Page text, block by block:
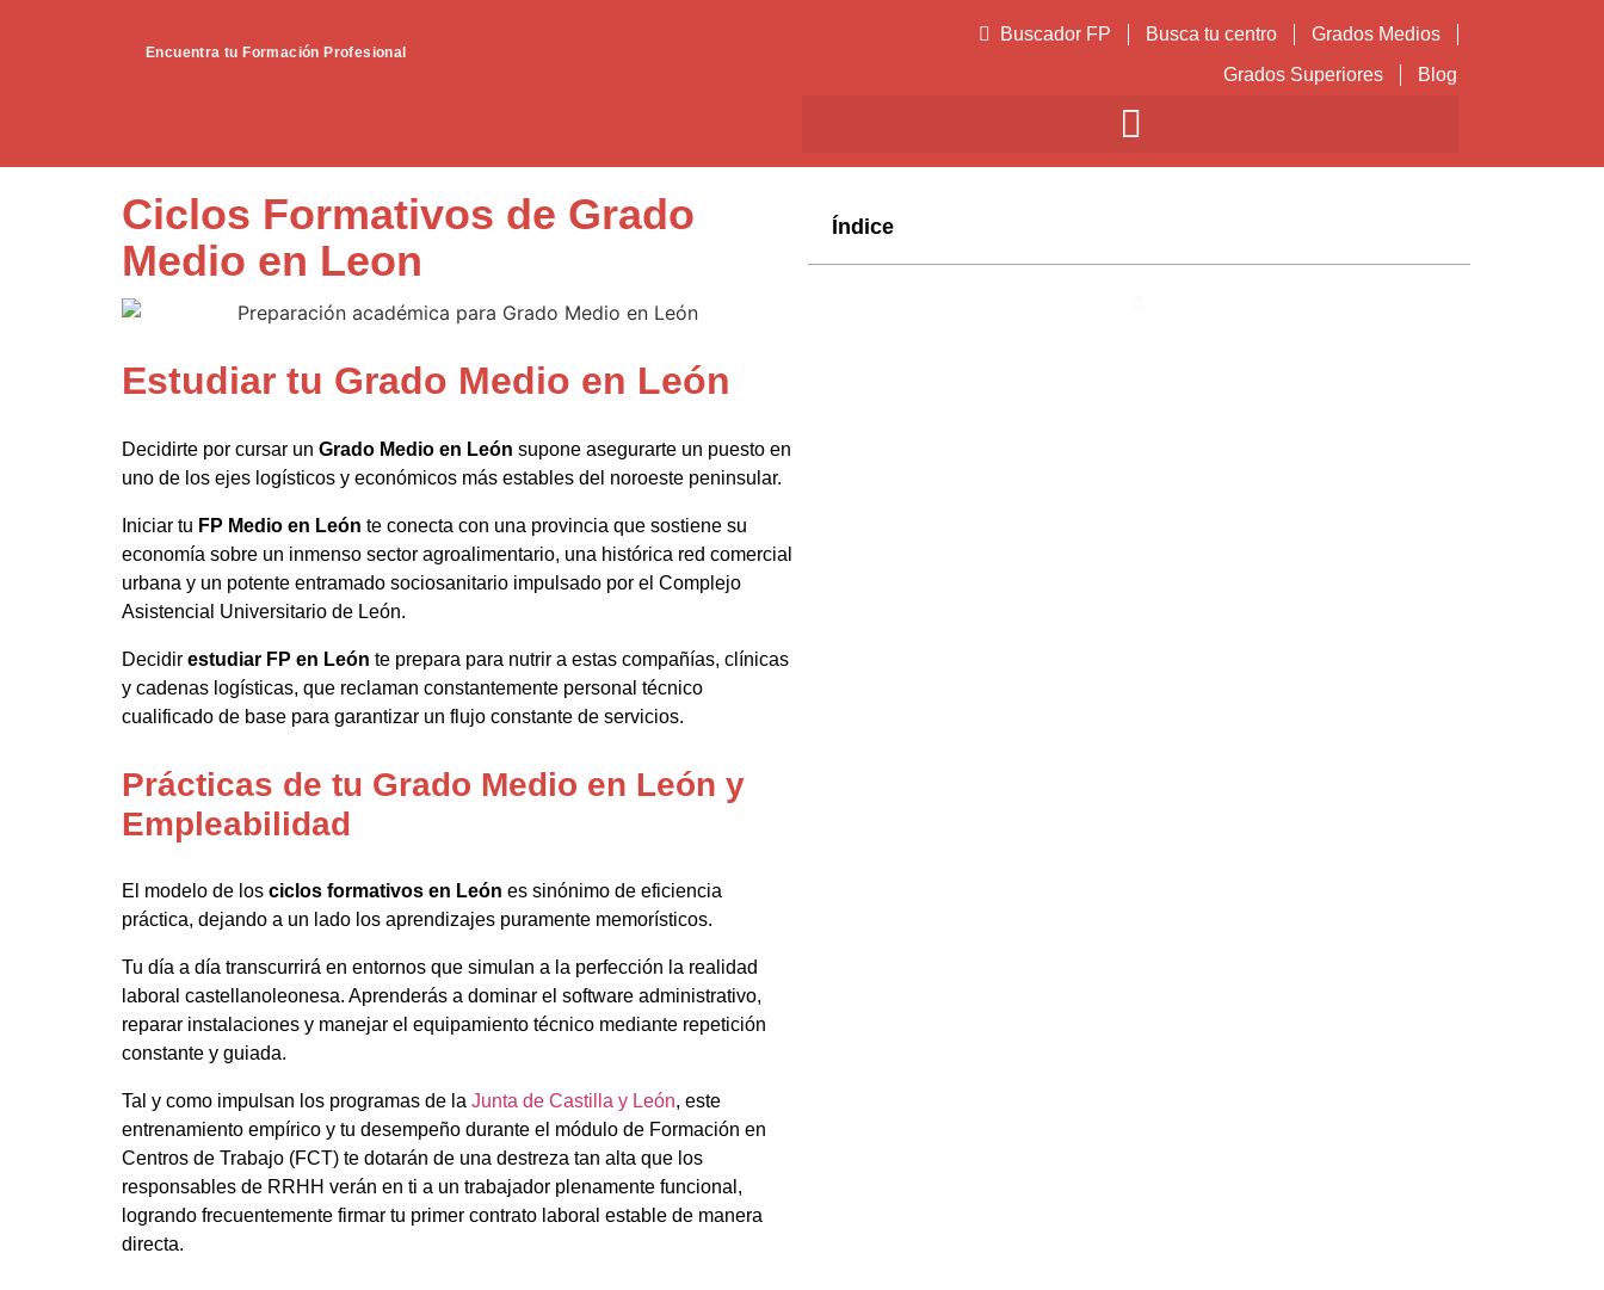
Encuentra tu Formación Profesional
Buscador FP Busca tu centro
Grados Medios
Grados Superiores
Blog
Ciclos Formativos de Grado
Medio en Leon
Estudiar tu Grado Medio en León
Decidirte por cursar un Grado Medio en León supone asegurarte un puesto en
uno de los ejes logísticos y económicos más estables del noroeste peninsular.
Iniciar tu FP Medio en León te conecta con una provincia que sostiene su
economía sobre un inmenso sector agroalimentario, una histórica red comercial
urbana y un potente entramado sociosanitario impulsado por el Complejo
Asistencial Universitario de León.
Decidir estudiar FP en León te prepara para nutrir a estas compañías, clínicas
y cadenas logísticas, que reclaman constantemente personal técnico
cualificado de base para garantizar un flujo constante de servicios.
Prácticas de tu Grado Medio en León y
Empleabilidad
El modelo de los ciclos formativos en León es sinónimo de eficiencia
práctica, dejando a un lado los aprendizajes puramente memorísticos.
Tu día a día transcurrirá en entornos que simulan a la perfección la realidad
laboral castellanoleonesa. Aprenderás a dominar el software administrativo,
reparar instalaciones y manejar el equipamiento técnico mediante repetición
constante y guiada.
Tal y como impulsan los programas de la Junta de Castilla y León, este
entrenamiento empírico y tu desempeño durante el módulo de Formación en
Centros de Trabajo (FCT) te dotarán de una destreza tan alta que los
responsables de RRHH verán en ti a un trabajador plenamente funcional,
logrando frecuentemente firmar tu primer contrato laboral estable de manera
directa.
Índice